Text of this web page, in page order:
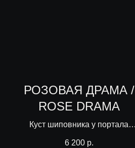
РОЗОВАЯ ДРАМА /
ROSE DRAMA
Куст шиповника у портала
6 200 р.